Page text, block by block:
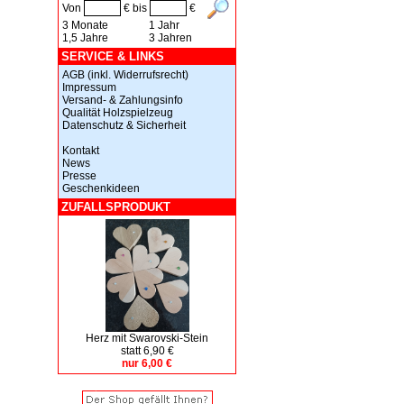
Von € bis
€
3 Monate
1,5 Jahre
1 Jahr
3 Jahren
SERVICE & LINKS
AGB (inkl. Widerrufsrecht)
Impressum
Versand- & Zahlungsinfo
Qualität Holzspielzeug
Datenschutz & Sicherheit
Kontakt
News
Presse
Geschenkideen
ZUFALLSPRODUKT
Herz mit Swarovski-Stein
statt 6,90 €
nur 6,00 €